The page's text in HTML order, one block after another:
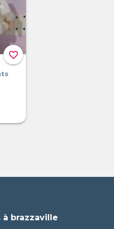
favorite_border
à brazzaville